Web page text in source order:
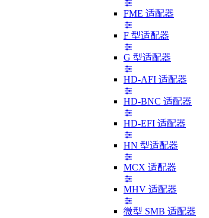
FME 适配器
F 型适配器
G 型适配器
HD-AFI 适配器
HD-BNC 适配器
HD-EFI 适配器
HN 型适配器
MCX 适配器
MHV 适配器
微型 SMB 适配器